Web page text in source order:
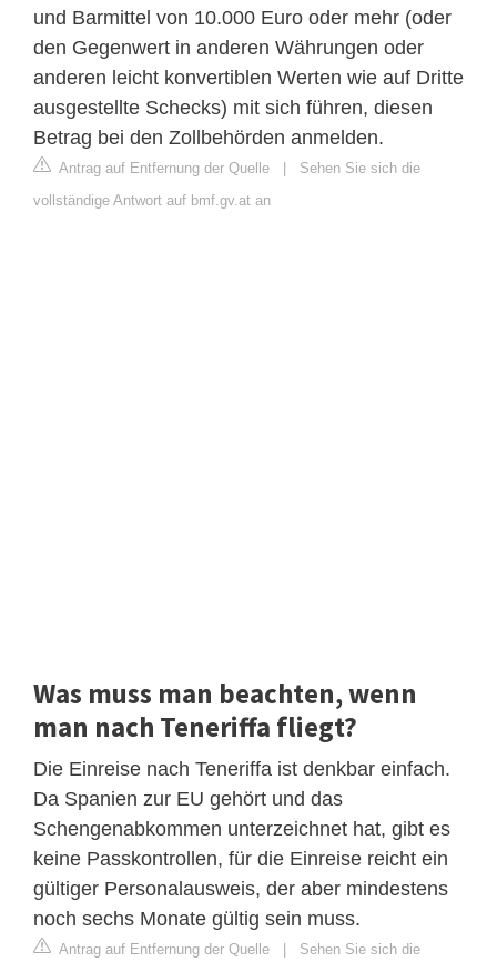
und Barmittel von 10.000 Euro oder mehr (oder
den Gegenwert in anderen Währungen oder
anderen leicht konvertiblen Werten wie auf Dritte
ausgestellte Schecks) mit sich führen, diesen
Betrag bei den Zollbehörden anmelden.
Antrag auf Entfernung der Quelle
Sehen Sie sich die
vollständige Antwort auf bmf.gv.at an
Was muss man beachten, wenn
man nach Teneriffa fliegt?
Die Einreise nach Teneriffa ist denkbar einfach.
Da Spanien zur EU gehört und das
Schengenabkommen unterzeichnet hat, gibt es
keine Passkontrollen, für die Einreise reicht ein
gültiger Personalausweis, der aber mindestens
noch sechs Monate gültig sein muss.
Antrag auf Entfernung der Quelle
Sehen Sie sich die